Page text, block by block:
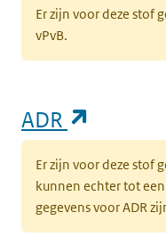
Er zijn voor deze stof
vPvB.
ADR
Er zijn voor deze stof
kunnen echter tot
gegevens voor ADR